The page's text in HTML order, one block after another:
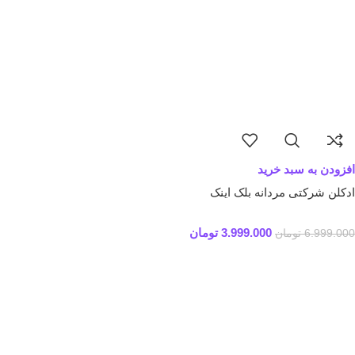
افزودن به سبد خرید
ادکلن شرکتی مردانه بلک اینک
6.999.000 تومان 3.999.000 تومان